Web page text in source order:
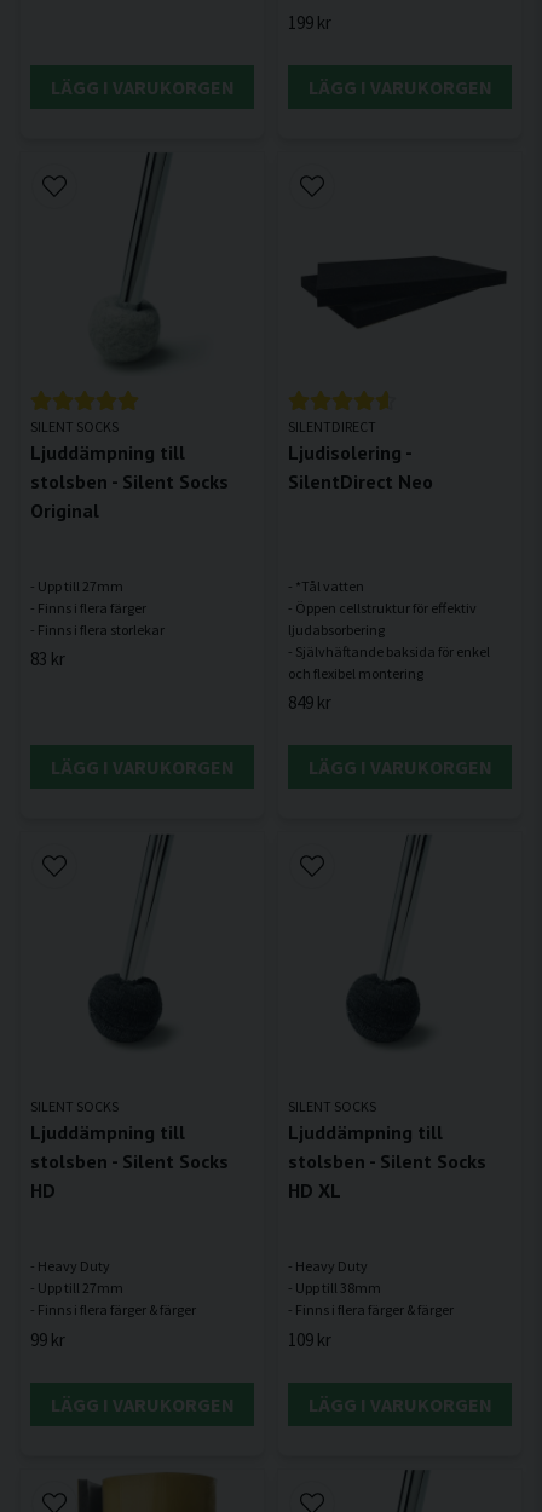
LÄGG I VARUKORGEN
199 kr
LÄGG I VARUKORGEN
SILENT SOCKS
Ljuddämpning till
stolsben - Silent Socks
Original
- Upp till 27mm
- Finns i flera färger
83 kr
LÄGG I VARUKORGEN
SILENTDIRECT
Ljudisolering -
SilentDirect Neo
- *Tål vatten
- Öppen cellstruktur för effektiv
ljudabsorbering
- Självhäftande baksida för enkel
849 kr
LÄGG I VARUKORGEN
SILENT SOCKS
Ljuddämpning till
stolsben - Silent Socks
HD
- Heavy Duty
- Upp till 27mm
99 kr
LÄGG I VARUKORGEN
SILENT SOCKS
Ljuddämpning till
stolsben - Silent Socks
HD XL
- Heavy Duty
- Upp till 38mm
109 kr
LÄGG I VARUKORGEN